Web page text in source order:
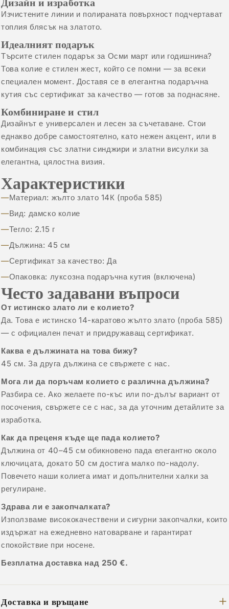
Изчистените линии и полираната повърхност подчертават
топлия блясък на златото.
Идеалният подарък
Търсите стилен подарък за Осми март или годишнина?
Това колие е стилен жест, който се помни — за всеки
специален момент. Доставя се в елегантна подаръчна
кутия със сертификат за качество — готов за поднасяне.
Комбиниране и стил
Дизайнът е универсален и лесен за съчетаване. Стои
еднакво добре самостоятелно, като нежен акцент, или в
комбинация със златни синджири и златни висулки за
елегантна, цялостна визия.
Характеристики
Материал: жълто злато 14К (проба 585)
Вид: дамско колие
Тегло: 2.15 г
Дължина: 45 см
Сертификат за качество: Да
Опаковка: луксозна подаръчна кутия (включена)
Често задавани въпроси
От истинско злато ли е колието?
Да. Това е истинско 14-каратово жълто злато (проба 585)
— с официален печат и придружаващ сертификат.
Каква е дължината на това бижу?
45 см. За друга дължина се свържете с нас.
Мога ли да поръчам колието с различна дължина?
Разбира се. Ако желаете по-къс или по-дълъг вариант от
посочения, свържете се с нас, за да уточним детайлите за
изработка.
Как да преценя къде ще пада колието?
Дължина от 40–45 см обикновено пада елегантно около
ключицата, докато 50 см достига малко по-надолу.
Повечето наши колиета имат и допълнителни халки за
регулиране.
Здрава ли е закопчалката?
Използваме висококачествени и сигурни закопчалки, които
издържат на ежедневно натоварване и гарантират
спокойствие при носене.
Безплатна доставка над 250 €.
Доставка и връщане